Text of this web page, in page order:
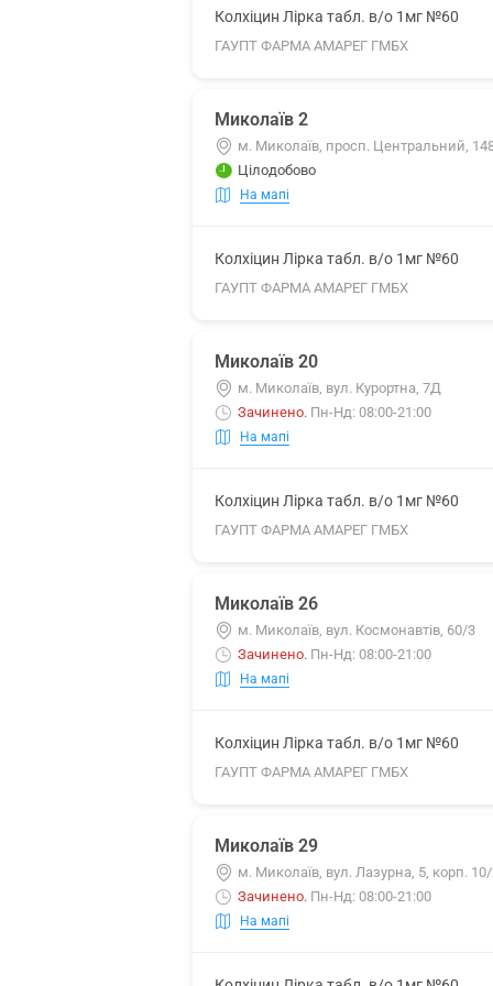
Колхіцин Лірка табл. в/о 1мг №60
ГАУПТ ФАРМА АМАРЕГ ГМБХ
Миколаїв 2
м. Миколаїв, просп. Центральний,
Цілодобово
На мапі
Колхіцин Лірка табл. в/о 1мг №60
ГАУПТ ФАРМА АМАРЕГ ГМБХ
Миколаїв 20
м. Миколаїв, вул. Курортна, 7Д
Зачинено. Пн-Нд: 08:00-21:00
На мапі
Колхіцин Лірка табл. в/о 1мг №60
ГАУПТ ФАРМА АМАРЕГ ГМБХ
Миколаїв 26
м. Миколаїв, вул. Космонавтів, 60/3
Зачинено. Пн-Нд: 08:00-21:00
На мапі
Колхіцин Лірка табл. в/о 1мг №60
ГАУПТ ФАРМА АМАРЕГ ГМБХ
Миколаїв 29
м. Миколаїв, вул. Лазурна, 5, корп.
Зачинено. Пн-Нд: 08:00-21:00
На мапі